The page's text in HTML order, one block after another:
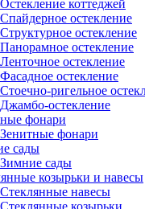
Остекление коттеджей
Спайдерное остекление
Структурное остекление
Панорамное остекление
Ленточное остекление
Фасадное остекление
Стоечно-ригельное
Джамбо-остекление
фонари
Зенитные фонари
сады
Зимние сады
козырьки и навесы
Стеклянные навесы
Стеклянные козырьки